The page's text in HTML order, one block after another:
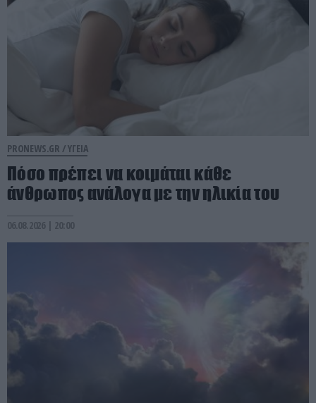
PRONEWS.GR /ΥΓΕΙΑ
Πόσο πρέπει να κοιμάται κάθε
άνθρωπος ανάλογα με την ηλικία του
06.08.2026 | 20:00